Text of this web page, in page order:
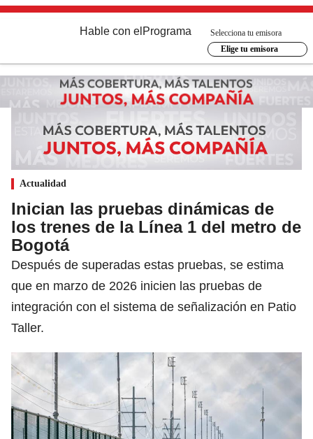
Hable con el Programa
Selecciona tu emisora
Elige tu emisora
Actualidad
Inician las pruebas dinámicas de
los trenes de la Línea 1 del metro de
Bogotá
Después de superadas estas pruebas, se estima
que en marzo de 2026 inicien las pruebas de
integración con el sistema de señalización en Patio
Taller.